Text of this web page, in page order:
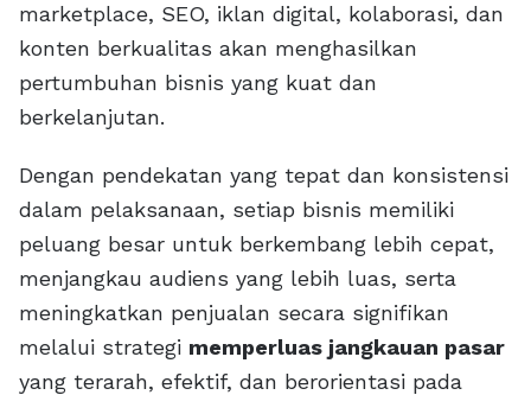
marketplace, SEO, iklan digital, kolaborasi, dan
konten berkualitas akan menghasilkan
pertumbuhan bisnis yang kuat dan
berkelanjutan.
Dengan pendekatan yang tepat dan konsistensi
dalam pelaksanaan, setiap bisnis memiliki
peluang besar untuk berkembang lebih cepat,
menjangkau audiens yang lebih luas, serta
meningkatkan penjualan secara signifikan
melalui strategi memperluas jangkauan pasar
yang terarah, efektif, dan berorientasi pada